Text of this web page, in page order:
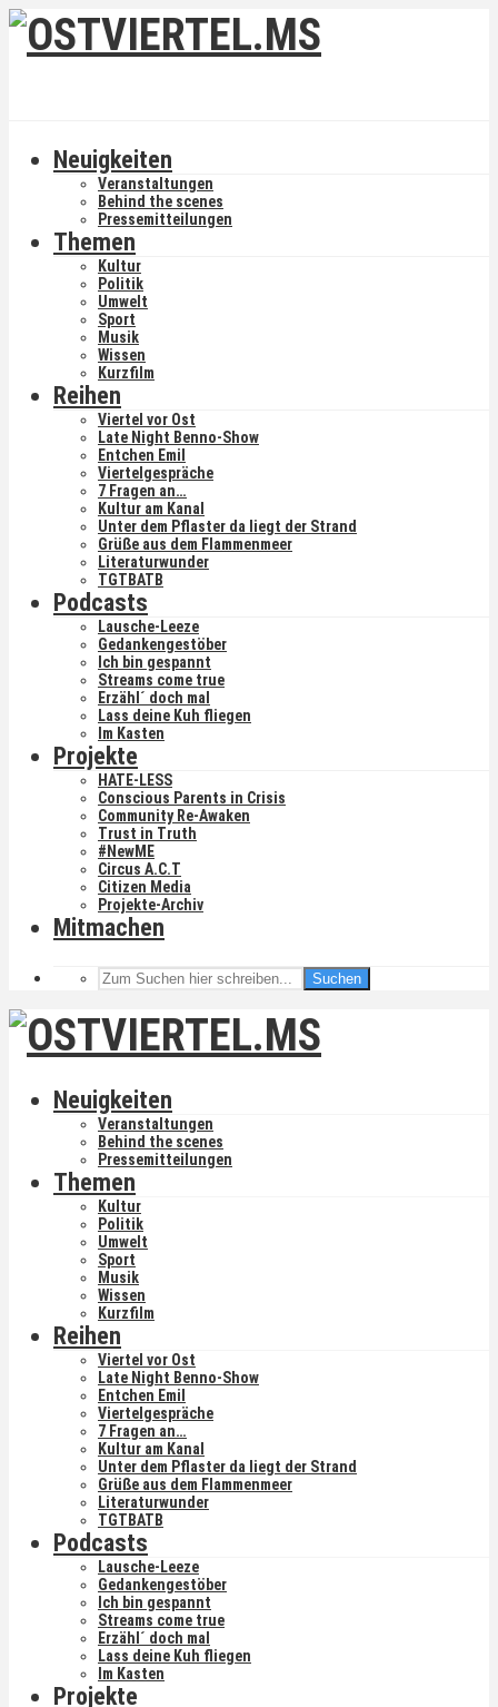
Neuigkeiten
Veranstaltungen
Behind the scenes
Pressemitteilungen
Themen
Kultur
Politik
Umwelt
Sport
Musik
Wissen
Kurzfilm
Reihen
Viertel vor Ost
Late Night Benno-Show
Entchen Emil
Viertelgespräche
7 Fragen an…
Kultur am Kanal
Unter dem Pflaster da liegt der Strand
Grüße aus dem Flammenmeer
Literaturwunder
TGTBATB
Podcasts
Lausche-Leeze
Gedankengestöber
Ich bin gespannt
Streams come true
Erzähl´ doch mal
Lass deine Kuh fliegen
Im Kasten
Projekte
HATE-LESS
Conscious Parents in Crisis
Community Re-Awaken
Trust in Truth
#NewME
Circus A.C.T
Citizen Media
Projekte-Archiv
Mitmachen
Suchen
Neuigkeiten
Veranstaltungen
Behind the scenes
Pressemitteilungen
Themen
Kultur
Politik
Umwelt
Sport
Musik
Wissen
Kurzfilm
Reihen
Viertel vor Ost
Late Night Benno-Show
Entchen Emil
Viertelgespräche
7 Fragen an…
Kultur am Kanal
Unter dem Pflaster da liegt der Strand
Grüße aus dem Flammenmeer
Literaturwunder
TGTBATB
Podcasts
Lausche-Leeze
Gedankengestöber
Ich bin gespannt
Streams come true
Erzähl´ doch mal
Lass deine Kuh fliegen
Im Kasten
Projekte